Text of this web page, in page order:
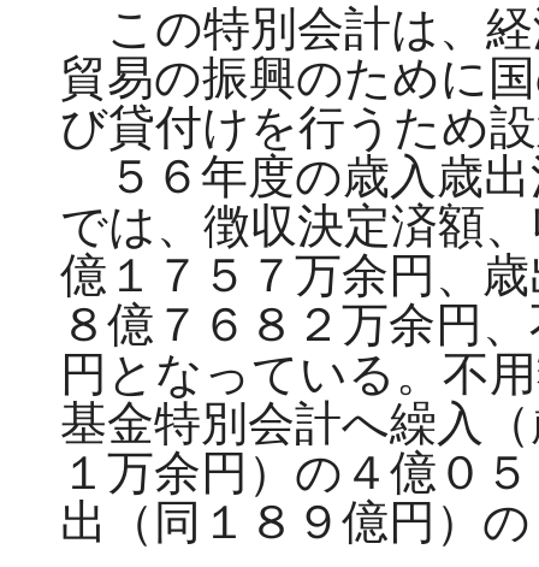
この特別会計は、
貿易の振興のために
び貸付けを行うため
５６年度の歳入歳
では、徴収決定済額
億１７５７万余円、
８億７６８２万余円
円となっている。不
基金特別会計へ繰入
１万余円）の４億０
出（同１８９億円）